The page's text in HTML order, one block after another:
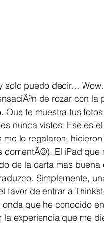
solo puedo decir… Wow.
de rozar con la
te muestra tus
nunca vistos. Ese es
lo regalaron,
El iPad que
de la carta mas buena
Simplemente,
favor de entrar a
que he conocido
la experiencia que me